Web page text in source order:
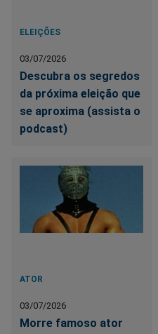
ELEIÇÕES
03/07/2026
Descubra os segredos
da próxima eleição que
se aproxima (assista o
podcast)
ATOR
03/07/2026
Morre famoso ator